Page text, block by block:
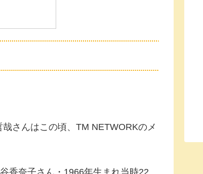
さんはこの頃、TM NETWORKのメ